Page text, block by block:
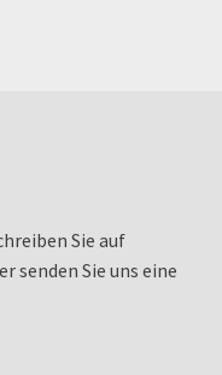
Sie auf
senden Sie uns eine